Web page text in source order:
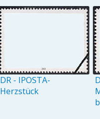
DR - IPOSTA-
Herzstück